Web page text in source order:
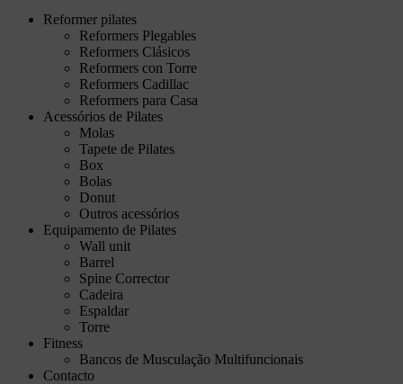
Reformer pilates
Reformers Plegables
Reformers Clásicos
Reformers con Torre
Reformers Cadillac
Reformers para Casa
Acessórios de Pilates
Molas
Tapete de Pilates
Box
Bolas
Donut
Outros acessórios
Equipamento de Pilates
Wall unit
Barrel
Spine Corrector
Cadeira
Espaldar
Torre
Fitness
Bancos de Musculação Multifuncionais
Contacto